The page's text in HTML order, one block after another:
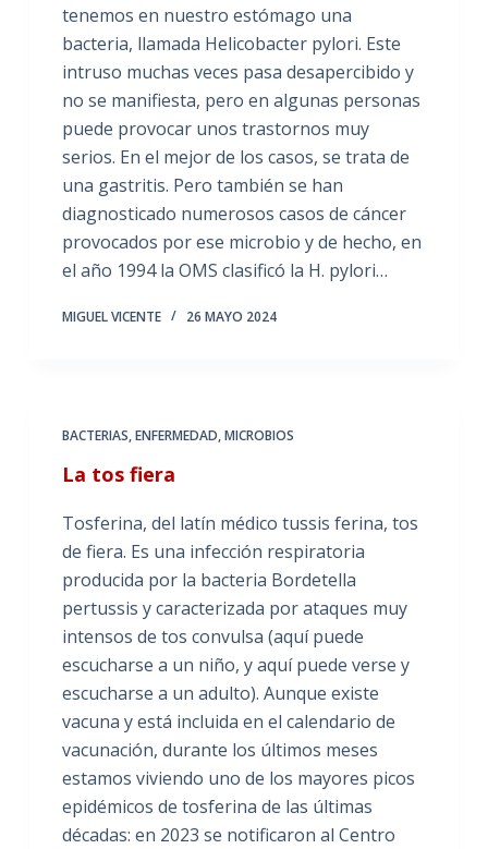
tenemos en nuestro estómago una
bacteria, llamada Helicobacter pylori. Este
intruso muchas veces pasa desapercibido y
no se manifiesta, pero en algunas personas
puede provocar unos trastornos muy
serios. En el mejor de los casos, se trata de
una gastritis. Pero también se han
diagnosticado numerosos casos de cáncer
provocados por ese microbio y de hecho, en
el año 1994 la OMS clasificó la H. pylori…
MIGUEL VICENTE 26 MAYO 2024
BACTERIAS,ENFERMEDAD,MICROBIOS
La tos fiera
Tosferina, del latín médico tussis ferina, tos
de fiera. Es una infección respiratoria
producida por la bacteria Bordetella
pertussis y caracterizada por ataques muy
intensos de tos convulsa (aquí puede
escucharse a un niño, y aquí puede verse y
escucharse a un adulto). Aunque existe
vacuna y está incluida en el calendario de
vacunación, durante los últimos meses
estamos viviendo uno de los mayores picos
epidémicos de tosferina de las últimas
décadas: en 2023 se notificaron al Centro